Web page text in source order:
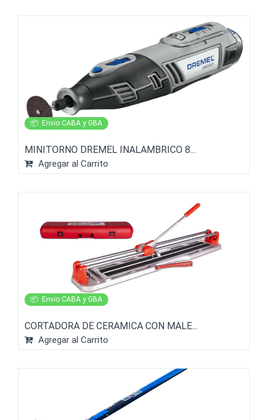
📦 Envio CABA y GBA
MINITORNO DREMEL INALAMBRICO 8...
Agregar al Carrito
📦 Envio CABA y GBA
CORTADORA DE CERAMICA CON MALE...
Agregar al Carrito